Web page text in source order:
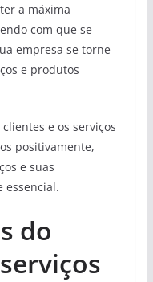
a máxima
com que se
empresa se torne
e produtos
e os serviços
positivamente,
e suas
essencial.
do